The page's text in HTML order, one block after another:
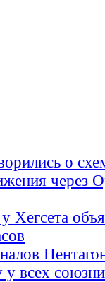
о
через
Хегсета
у всех